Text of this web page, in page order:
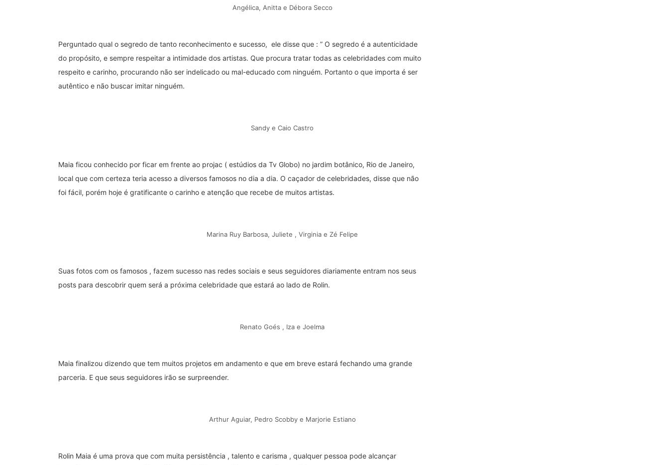
Angélica, Anitta e Débora Secco
Perguntado qual o segredo de tanto reconhecimento e sucesso, ele disse que : ” O segredo é a autenticidade
do propósito, e sempre respeitar a intimidade dos artistas. Que procura tratar todas as celebridades com muito
respeito e carinho, procurando não ser indelicado ou mal-educado com ninguém. Portanto o que importa é ser
autêntico e não buscar imitar ninguém.
Sandy e Caio Castro
Maia ficou conhecido por ficar em frente ao projac ( estúdios da Tv Globo) no jardim botânico, Rio de Janeiro,
local que com certeza teria acesso a diversos famosos no dia a dia. O caçador de celebridades, disse que não
foi fácil, porém hoje é gratificante o carinho e atenção que recebe de muitos artistas.
Marina Ruy Barbosa, Juliete , Virginia e Zé Felipe
Suas fotos com os famosos , fazem sucesso nas redes sociais e seus seguidores diariamente entram nos seus
posts para descobrir quem será a próxima celebridade que estará ao lado de Rolin.
Renato Goés , Iza e Joelma
Maia finalizou dizendo que tem muitos projetos em andamento e que em breve estará fechando uma grande
parceria. E que seus seguidores irão se surpreender.
Arthur Aguiar, Pedro Scobby e Marjorie Estiano
Rolin Maia é uma prova que com muita persistência , talento e carisma , qualquer pessoa pode alcançar